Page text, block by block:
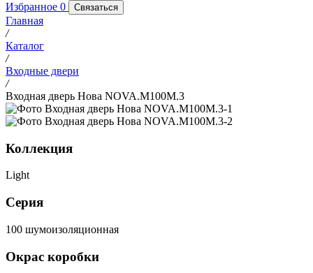
Избранное 0 Связаться
Главная
/
Каталог
/
Входные двери
/
Входная дверь Нова NOVA.M100M.3
Коллекция
Light
Серия
100 шумоизоляционная
Окрас коробки